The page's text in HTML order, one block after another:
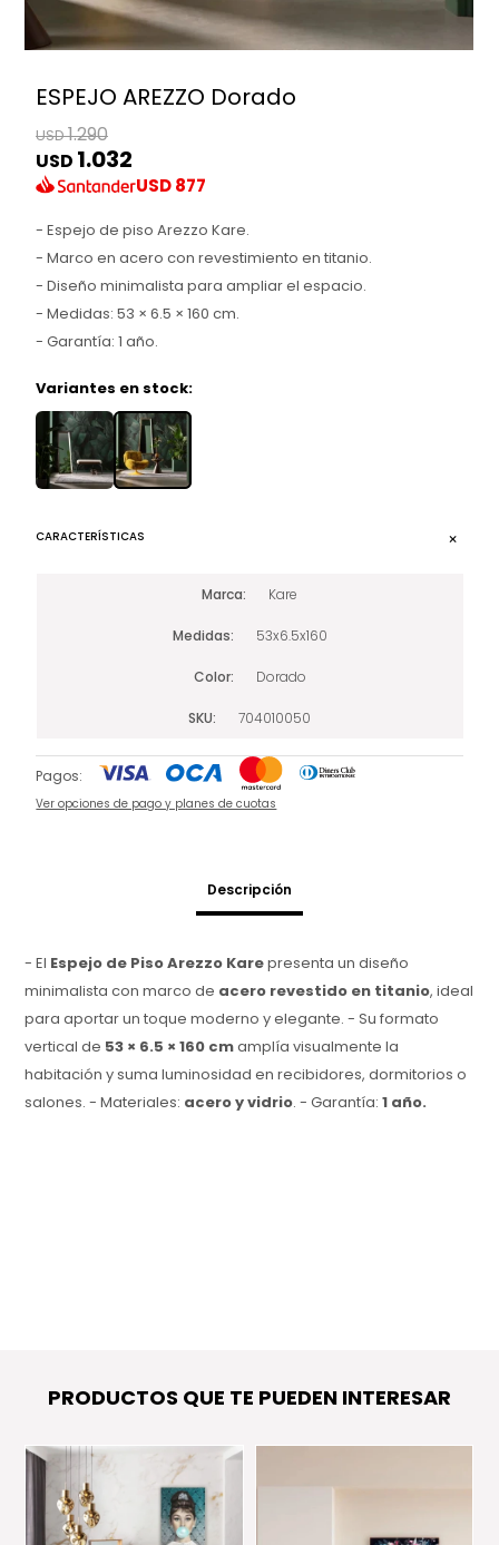
ESPEJO AREZZO Dorado
USD1.290
USD 1.032
USD877
- Espejo de piso Arezzo Kare.
- Marco en acero con revestimiento en titanio.
- Diseño minimalista para ampliar el espacio.
- Medidas: 53 × 6.5 × 160 cm.
- Garantía: 1 año.
Variantes en stock:
CARACTERÍSTICAS
Marca Kare
Medidas 53x6.5x160
Color Dorado
SKU 704010050
Pagos:
Ver opciones de pago y planes de cuotas
Descripción
- El Espejo de Piso Arezzo Karepresenta un diseño
minimalista con marco de acero revestido en titanio, ideal
para aportar un toque moderno y elegante. - Su formato
vertical de 53 × 6.5 × 160 cmamplía visualmente la
habitación y suma luminosidad en recibidores, dormitorios o
salones. - Materiales: acero y vidrio. - Garantía:1 año.
PRODUCTOS QUE TE PUEDEN INTERESAR